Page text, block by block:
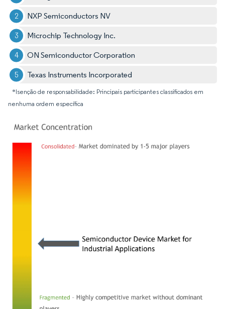
NXP Semiconductors NV
Microchip Technology Inc.
ON Semiconductor Corporation
Texas Instruments Incorporated
*Isenção de responsabilidade: Principais participantes classificados em
nenhuma ordem específica